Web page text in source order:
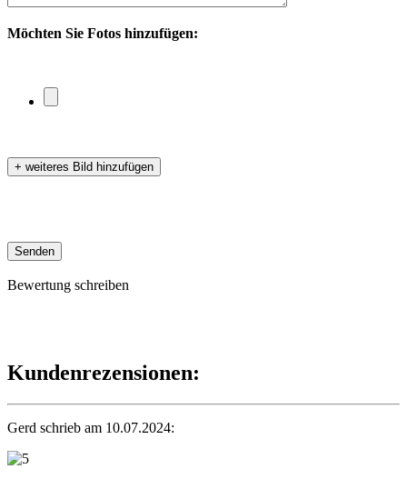
Möchten Sie Fotos hinzufügen:
+ weiteres Bild hinzufügen
Senden
Bewertung schreiben
Kundenrezensionen:
Gerd schrieb am 10.07.2024: